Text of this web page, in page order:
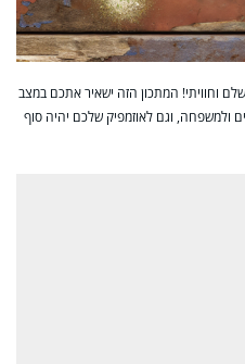
וחוויתי! המתכון הזה ישאיר אתכם במצב
ולמשפחה, וגם לאוזמפיק שלכם יהיה סוף